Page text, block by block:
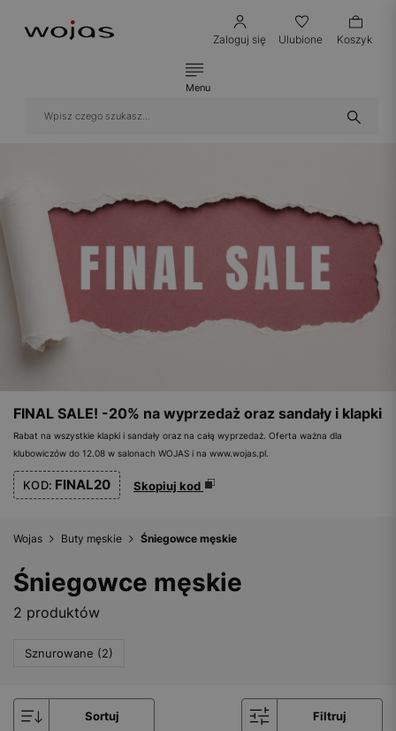
Zaloguj się Ulubione Koszyk
Menu
FINAL SALE! -20% na wyprzedaż oraz sandały i klapki
Rabat na wszystkie klapki i sandały oraz na całą wyprzedaż. Oferta ważna dla
klubowiczów do 12.08 w salonach WOJAS i na www.wojas.pl.
KOD: FINAL20 Skopiuj kod
Wojas Buty męskie Śniegowce męskie
Śniegowce męskie
2 produktów
Sznurowane (2)
Sortuj Filtruj